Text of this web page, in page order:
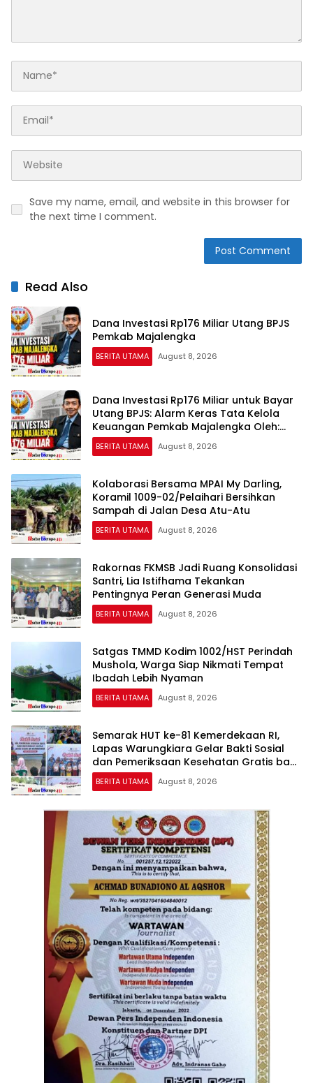
Save my name, email, and website in this browser for
the next time I comment.
Read Also
Dana Investasi Rp176 Miliar Utang BPJS
Pemkab Majalengka
BERITA UTAMA August 8, 2026
Dana Investasi Rp176 Miliar untuk Bayar
Utang BPJS: Alarm Keras Tata Kelola
Keuangan Pemkab Majalengka Oleh:
Aceng Syamsul Hadie (ASH)
BERITA UTAMA August 8, 2026
Kolaborasi Bersama MPAI My Darling,
Koramil 1009-02/Pelaihari Bersihkan
Sampah di Jalan Desa Atu-Atu
BERITA UTAMA August 8, 2026
Rakornas FKMSB Jadi Ruang Konsolidasi
Santri, Lia Istifhama Tekankan
Pentingnya Peran Generasi Muda
BERITA UTAMA August 8, 2026
Satgas TMMD Kodim 1002/HST Perindah
Mushola, Warga Siap Nikmati Tempat
Ibadah Lebih Nyaman
BERITA UTAMA August 8, 2026
Semarak HUT ke-81 Kemerdekaan RI,
Lapas Warungkiara Gelar Bakti Sosial
dan Pemeriksaan Kesehatan Gratis bagi
Masyarakat
BERITA UTAMA August 8, 2026